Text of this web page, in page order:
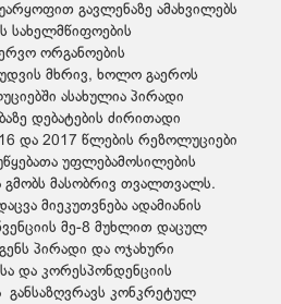
გავლენაზე ამახვილებს
სახელმწიფოების
ორგანოების
მხრივ, ხოლო გაეროს
ასახულია პირადი
დებატების ძირითადი
და 2017 წლების რეზოლუციები
უფლებამოსილების
გმობს მასობრივ თვალთვალს.
მიეკუთვნება ადამიანის
მე-8 მუხლით დაცულ
პირადი და ოჯახური
და კორესპონდენციის
განსაზღვრავს კონკრეტულ